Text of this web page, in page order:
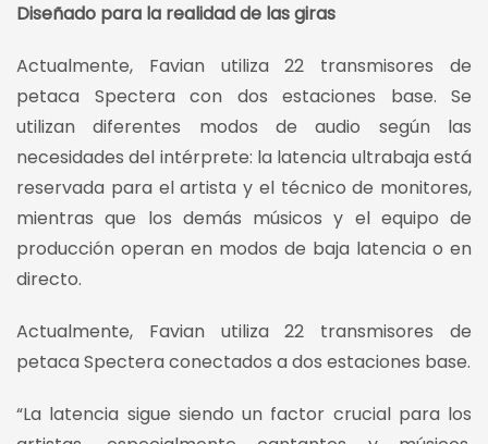
Diseñado para la realidad de las giras
Actualmente, Favian utiliza 22 transmisores de
petaca Spectera con dos estaciones base. Se
utilizan diferentes modos de audio según las
necesidades del intérprete: la latencia ultrabaja está
reservada para el artista y el técnico de monitores,
mientras que los demás músicos y el equipo de
producción operan en modos de baja latencia o en
directo.
Actualmente, Favian utiliza 22 transmisores de
petaca Spectera conectados a dos estaciones base.
“La latencia sigue siendo un factor crucial para los